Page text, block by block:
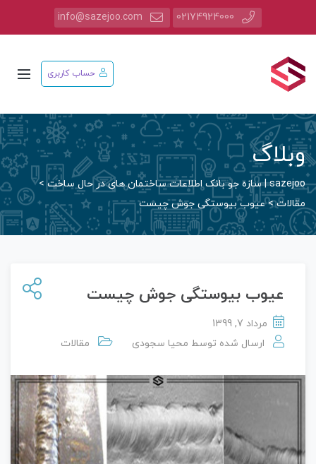
02174924000
info@sazejoo.com
حساب کاربری
وبلاگ
sazejoo | سازه جو بانک اطلاعات ساختمان های در حال ساخت
>
مقالات>عیوب بیوستگی جوش چیست
عیوب بیوستگی جوش چیست
مرداد 7, 1399
ارسال شده توسط محیا سجودی مقالات